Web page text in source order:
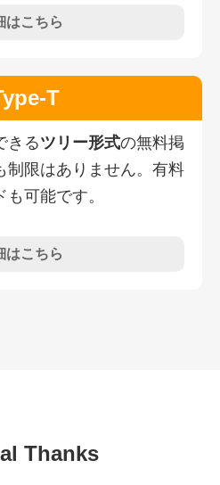
はこちら
T
きるツリー形式の無料掲
制限はありません。有料
可能です。
はこちら
Thanks